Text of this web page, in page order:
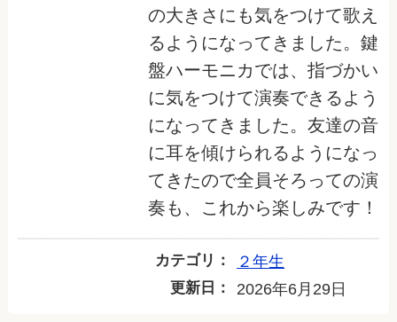
の大きさにも気をつけて歌え
るようになってきました。鍵
盤ハーモニカでは、指づかい
に気をつけて演奏できるよう
になってきました。友達の音
に耳を傾けられるようになっ
てきたので全員そろっての演
奏も、これから楽しみです！
カテゴリ： ２年生
更新日： 2026年6月29日